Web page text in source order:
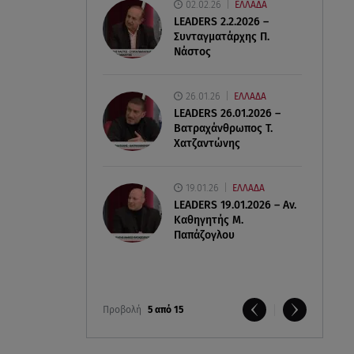
02.02.26 ΕΛΛΑΔΑ
LEADERS 2.2.2026 –
Συνταγματάρχης Π.
Νάστος
26.01.26 ΕΛΛΑΔΑ
LEADERS 26.01.2026 –
Βατραχάνθρωπος Τ.
Χατζαντώνης
19.01.26 ΕΛΛΑΔΑ
LEADERS 19.01.2026 – Αν.
Καθηγητής Μ.
Παπάζογλου
Προβολή 5 από 15